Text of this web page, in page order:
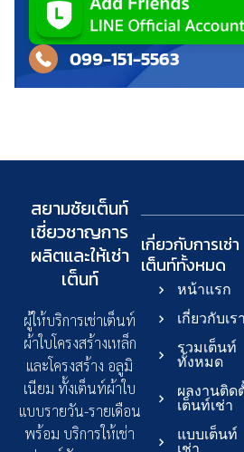
099-151-5563
สยามชัยเต็นท์
เชี่ยวชาญการ
ผลิตและให้เช่า
เต็นท์
ผู้ให้บริการเช่าเต็นท์
ผ้าใบโครงสร้างเหล็ก
และโครงสร้าง อลูมิ
เนียม ทั้งเต็นท์ผ้าใบ
แบบรายวัน-รายเดือน
พร้อม บริการให้เช่า
เกี่ยวกับการเช่า
เต็นท์ทั้งหมด
หน้าแรก
เกี่ยวกับเรา
รวมเต็นท์
ทั้งหมด
ผลงานติด
เต็นท์เช่า
แบบเต็นท์